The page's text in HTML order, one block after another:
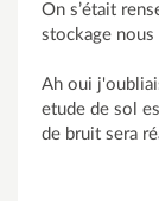
On s’était
stockage nous
Ah oui
etude de sol
de bruit sera